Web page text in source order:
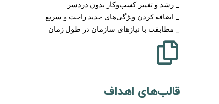
_ رشد و تغییر کسب‌وکار بدون دردسر
_ اضافه کردن ویژگی‌های جدید راحت و سریع
_ مطابقت با نیازهای سازمان در طول زمان
قالب‌های اهداف